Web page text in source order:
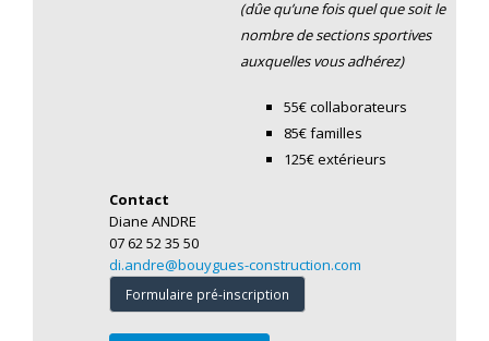
(dûe qu’une fois quel que soit le
nombre de sections sportives
auxquelles vous adhérez)
55€ collaborateurs
85€ familles
125€ extérieurs
Contact
Diane ANDRE
07 62 52 35 50
di.andre@bouygues-construction.com
Formulaire pré-inscription